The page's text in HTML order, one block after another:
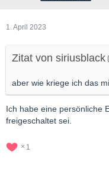
1. April 2023
Zitat von siriusblack
aber wie kriege ich das
Ich habe eine persönliche
freigeschaltet sei.
1